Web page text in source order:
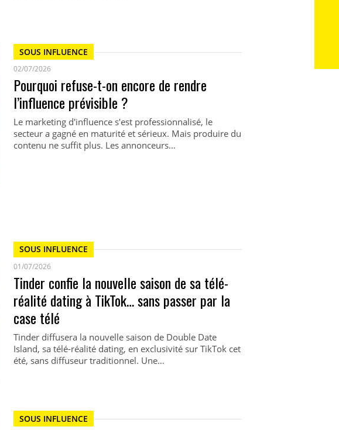
SOUS INFLUENCE
02/07/2026
Pourquoi refuse-t-on encore de rendre
l’influence prévisible ?
Le marketing d'influence s'est professionnalisé, le
secteur a gagné en maturité et sérieux. Mais produire du
contenu ne suffit plus. Les annonceurs…
SOUS INFLUENCE
01/07/2026
Tinder confie la nouvelle saison de sa télé-
réalité dating à TikTok… sans passer par la
case télé
Tinder diffusera la nouvelle saison de Double Date
Island, sa télé-réalité dating, en exclusivité sur TikTok cet
été, sans diffuseur traditionnel. Une…
SOUS INFLUENCE